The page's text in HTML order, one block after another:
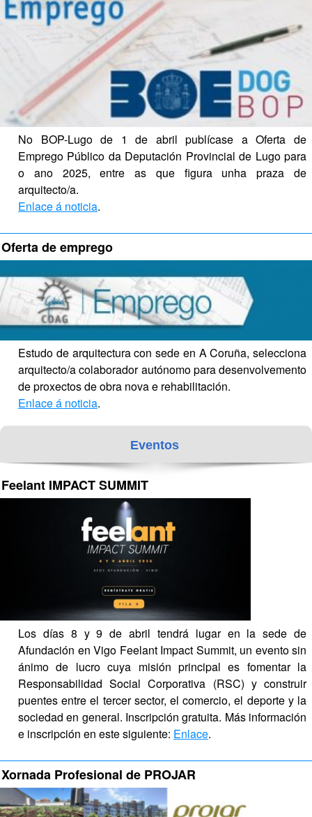
No BOP-Lugo de 1 de abril publícase a Oferta de
Emprego Público da Deputación Provincial de Lugo para
o ano 2025, entre as que figura unha praza de
arquitecto/a.
Enlace á noticia.
Oferta de emprego
Estudo de arquitectura con sede en A Coruña, selecciona
arquitecto/a colaborador autónomo para desenvolvemento
de proxectos de obra nova e rehabilitación.
Enlace á noticia.
Eventos
Feelant IMPACT SUMMIT
Los días 8 y 9 de abril tendrá lugar en la sede de
Afundación en Vigo Feelant Impact Summit, un evento sin
ánimo de lucro cuya misión principal es fomentar la
Responsabilidad Social Corporativa (RSC) y construir
puentes entre el tercer sector, el comercio, el deporte y la
sociedad en general. Inscripción gratuita. Más información
e inscripción en este siguiente: Enlace.
Xornada Profesional de PROJAR